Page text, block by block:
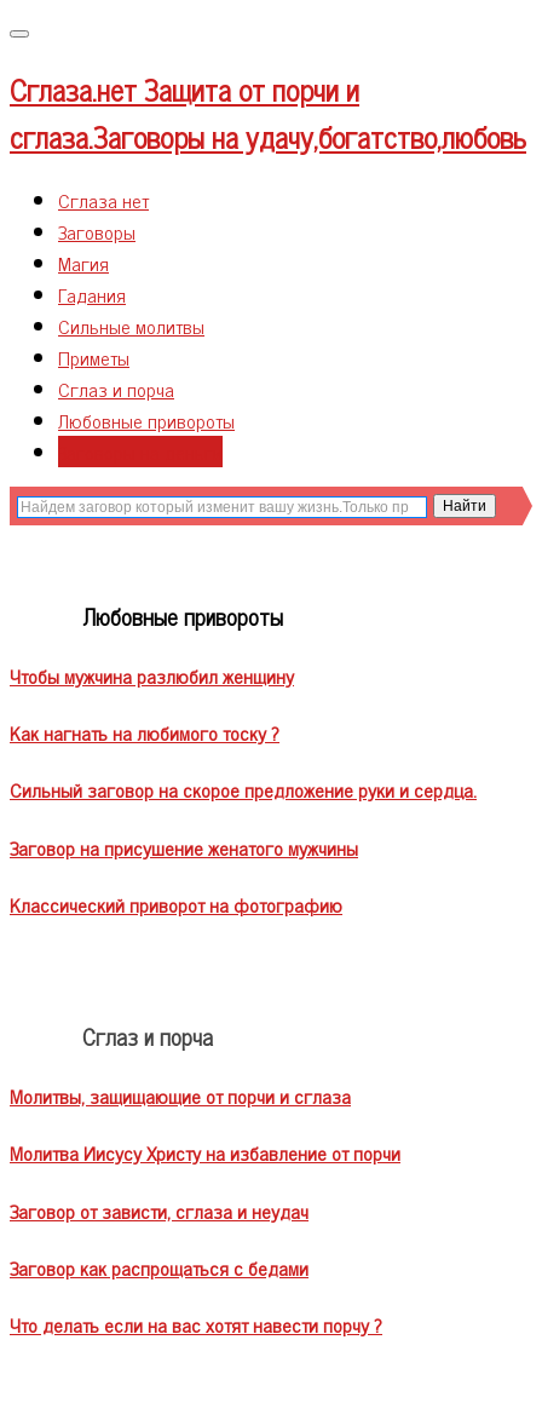
Меню
Сглаза.нетЗащита от порчи и
сглаза.Заговоры на удачу,богатство,любовь
Сглаза нет
Заговоры
Магия
Гадания
Сильные молитвы
Приметы
Сглаз и порча
Любовные привороты
Любовные привороты
Чтобы мужчина разлюбил женщину
Как нагнать на любимого тоску ?
Сильный заговор на скорое предложение руки и сердца.
Заговор на присушение женатого мужчины
Классический приворот на фотографию
Сглаз и порча
Молитвы, защищающие от порчи и сглаза
Молитва Иисусу Христу на избавление от порчи
Заговор от зависти, сглаза и неудач
Заговор как распрощаться с бедами
Что делать если на вас хотят навести порчу ?